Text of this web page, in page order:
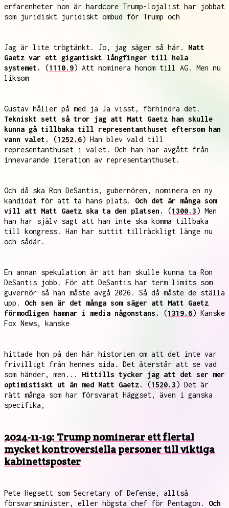
erfarenheter hon är hardcore Trump-lojalist har jobbat
som juridiskt juridiskt ombud för Trump och
Jag är lite trögtänkt. Jo, jag säger så här. Matt
Gaetz var ett gigantiskt långfinger till hela
systemet.
(1110.9) Att nominera honom till AG. Men nu
liksom
Gustav håller på med ja Ja visst, förhindra det.
Tekniskt sett så tror jag att Matt Gaetz han skulle
kunna gå tillbaka till representanthuset eftersom han
vann valet.
(1252.6) Han blev vald till
representanthuset i valet. Och han har avgått från
innevarande iteration av representanthuset.
Och då ska Ron DeSantis, gubernören, nominera en ny
kandidat för att ta hans plats. Och det är många som
vill att Matt Gaetz ska ta den platsen.
(1300.3) Men
han har själv sagt att han inte ska komma tillbaka
till kongress. Han har suttit tillräckligt länge nu
och sådär.
En annan spekulation är att han skulle kunna ta Ron
DeSantis jobb. För att DeSantis har term limits som
guvernör så han måste avgå 2026. Så då måste de ställa
upp. Och sen är det många som säger att Matt Gaetz
förmodligen hamnar i media någonstans.
(1319.6) Kanske
Fox News, kanske
hittade hon på den här historien om att det inte var
frivilligt från hennes sida. Det återstår att se vad
som händer, men... Hittills tycker jag att det ser mer
optimistiskt ut än med Matt Gaetz.
(1520.3) Det är
rätt många som har försvarat Häggset, även i ganska
specifika,
2024-11-19: Trump nominerar ett flertal
mycket kontroversiella personer till viktiga
kabinettsposter
Pete Hegsett som Secretary of Defense, alltså
försvarsminister, eller högsta chef för Pentagon. Och